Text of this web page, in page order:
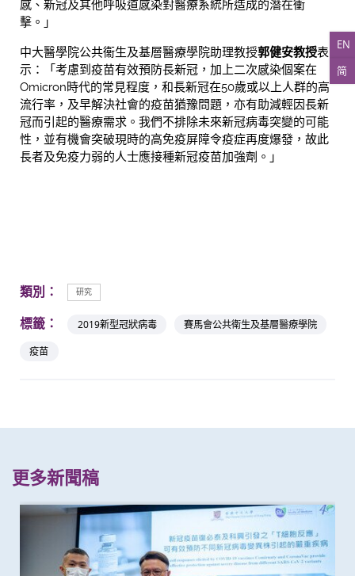
EN
简
感 、 新冠及其他呼吸道感染對醫療系統所造成的潛在衝
擊。」
中大醫學院公共衞生及基層醫療學院助理教授郭健安教授表
示：「考慮到疫苗有效預防長新冠，加上二次感染個案在
Omicron時代的常見程度，和長新冠在50歲或以上人群的高
流行率，及早解決社會的疫苗猶豫問題，亦有助減輕因長新
冠而引起的醫療需求。我們不排除未來新冠病毒突變的可能
性，並有機會突破現時的高免疫屏障令疫症再度爆發，故此
長者及免疫力弱的人士應接種新冠疫苗加強劑。」
類別： 研究
標籤： 2019新型冠狀病毒
賽馬會公共衛生及基層醫療學院
疫苗
更多新聞稿